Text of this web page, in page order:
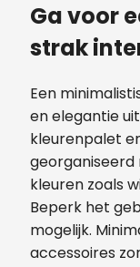
Ga voor
strak
Een
en elegantie
kleurenpalet
georganiseerd
kleuren zoals
Beperk het
mogelijk.
accessoires